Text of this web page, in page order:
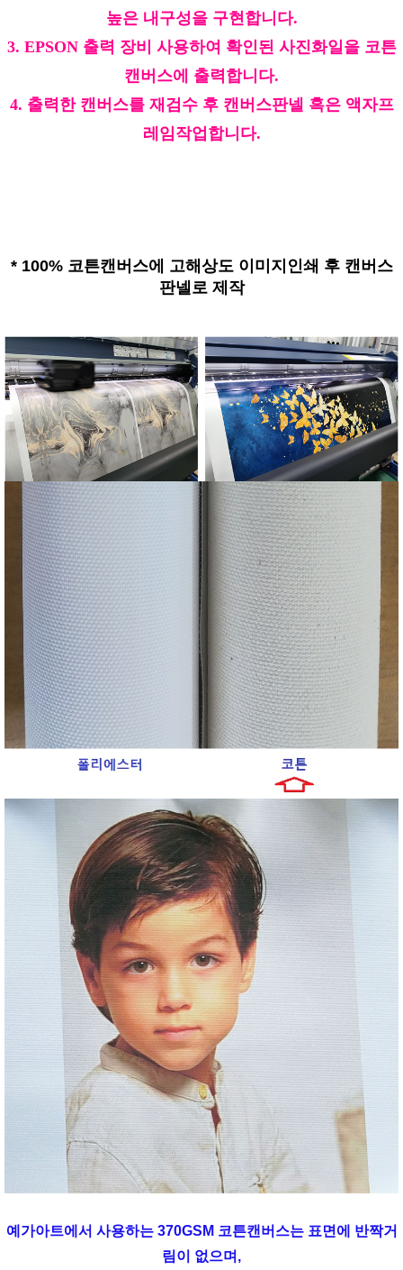
높은 내구성을 구현합니다.
3. EPSON 출력 장비 사용하여 확인된 사진화일을 코튼
캔버스에 출력합니다.
4. 출력한 캔버스를 재검수 후 캔버스판넬 혹은 액자프
레임작업합니다.
* 100% 코튼캔버스에 고해상도 이미지인쇄 후 캔버스
판넬로 제작
예가아트에서 사용하는 370GSM 코튼캔버스는 표면에 반짝거
림이 없으며,